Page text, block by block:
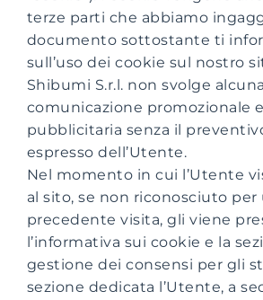
terze parti che abbiamo
documento sottostante ti
sull’uso dei cookie sul nostro
Shibumi S.r.l. non svolge
comunicazione promozionale
pubblicitaria senza il
espresso dell’Utente.
Nel momento in cui l’Utente
al sito, se non riconosciuto per
precedente visita, gli viene
l’informativa sui cookie e la
gestione dei consensi per gli
sezione dedicata l’Utente, a